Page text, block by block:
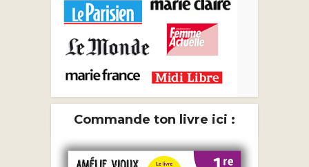
Commande ton livre ici :